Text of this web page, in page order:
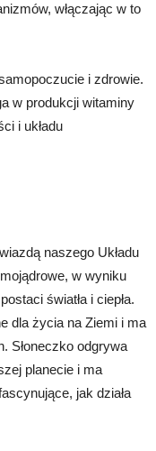
włączając w to
i zdrowie.
w produkcji witaminy
i układu
naszego Układu
w wyniku
światła i ciepła.
dla życia na Ziemi i ma
Słoneczko odgrywa
planecie i ma
jak działa